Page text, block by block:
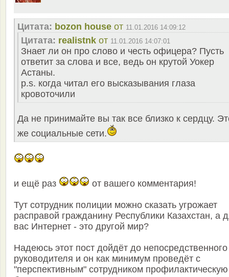
Цитата: bozon house от 11.01.2016 14:09:12
Цитата: realistnk от 11.01.2016 14:07:01
Знает ли он про слово и честь офицера? Пусть
ответит за слова и все, ведь он крутой Уокер
Астаны.
p.s. когда читал его высказывания глаза
кровоточили
Да не принимайте вы так все близко к сердцу.
же социальные сети.
и ещё раз от вашего комментария!
Тут сотрудник полиции можно сказать угрожает
расправой гражданину Республики Казахстан, а
вас Интернет - это другой мир?
Надеюсь этот пост дойдёт до непосредственного
руководителя и он как минимум проведёт с
"перспективным" сотрудником профилактическую